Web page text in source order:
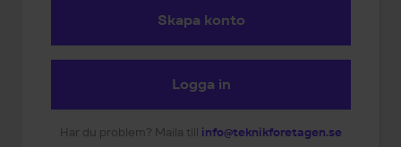
Skapa konto
Logga in
Har du problem? Maila till info@teknikforetagen.se